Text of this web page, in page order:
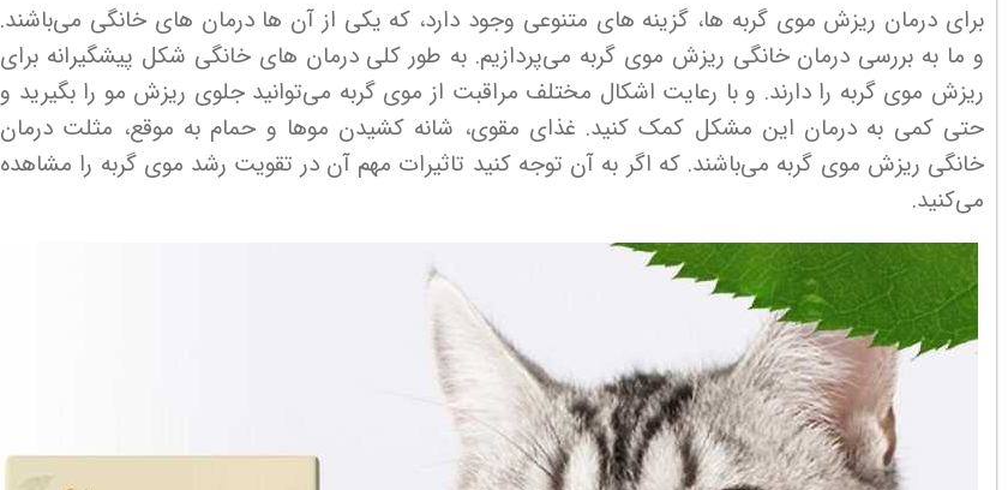
برای درمان ریزش موی گربه ها، گزینه های متنوعی وجود دارد، که یکی از آن ها درمان های خانگی می‌باشند.
و ما به بررسی درمان خانگی ریزش موی گربه می‌پردازیم. به طور کلی درمان های خانگی شکل پیشگیرانه برای
ریزش موی گربه را دارند. و با رعایت اشکال مختلف مراقبت از موی گربه می‌توانید جلوی ریزش مو را بگیرید و
حتی کمی به درمان این مشکل کمک کنید. غذای مقوی، شانه کشیدن موها و حمام به موقع، مثلت درمان
خانگی ریزش موی گربه می‌باشند. که اگر به آن توجه کنید تاثیرات مهم آن در تقویت رشد موی گربه را مشاهده
می‌کنید.